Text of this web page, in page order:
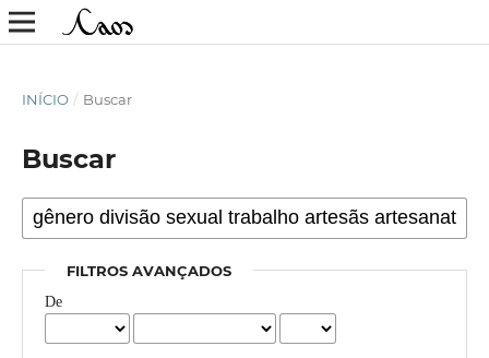
INÍCIO / Buscar
Buscar
FILTROS AVANÇADOS
De